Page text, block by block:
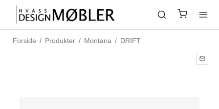
Forside / Produkter / Montana / DRIFT